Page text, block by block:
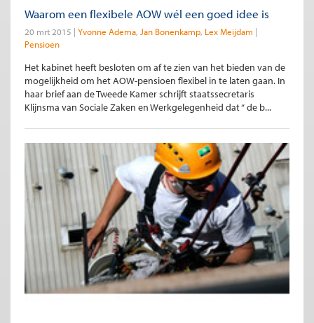
Waarom een flexibele AOW wél een goed idee is
20 mrt 2015 Yvonne Adema Jan Bonenkamp Lex Meijdam
Pensioen
Het kabinet heeft besloten om af te zien van het bieden van de
mogelijkheid om het AOW-pensioen flexibel in te laten gaan. In
haar brief aan de Tweede Kamer schrijft staatssecretaris
Klijnsma van Sociale Zaken en Werkgelegenheid dat “ de b...